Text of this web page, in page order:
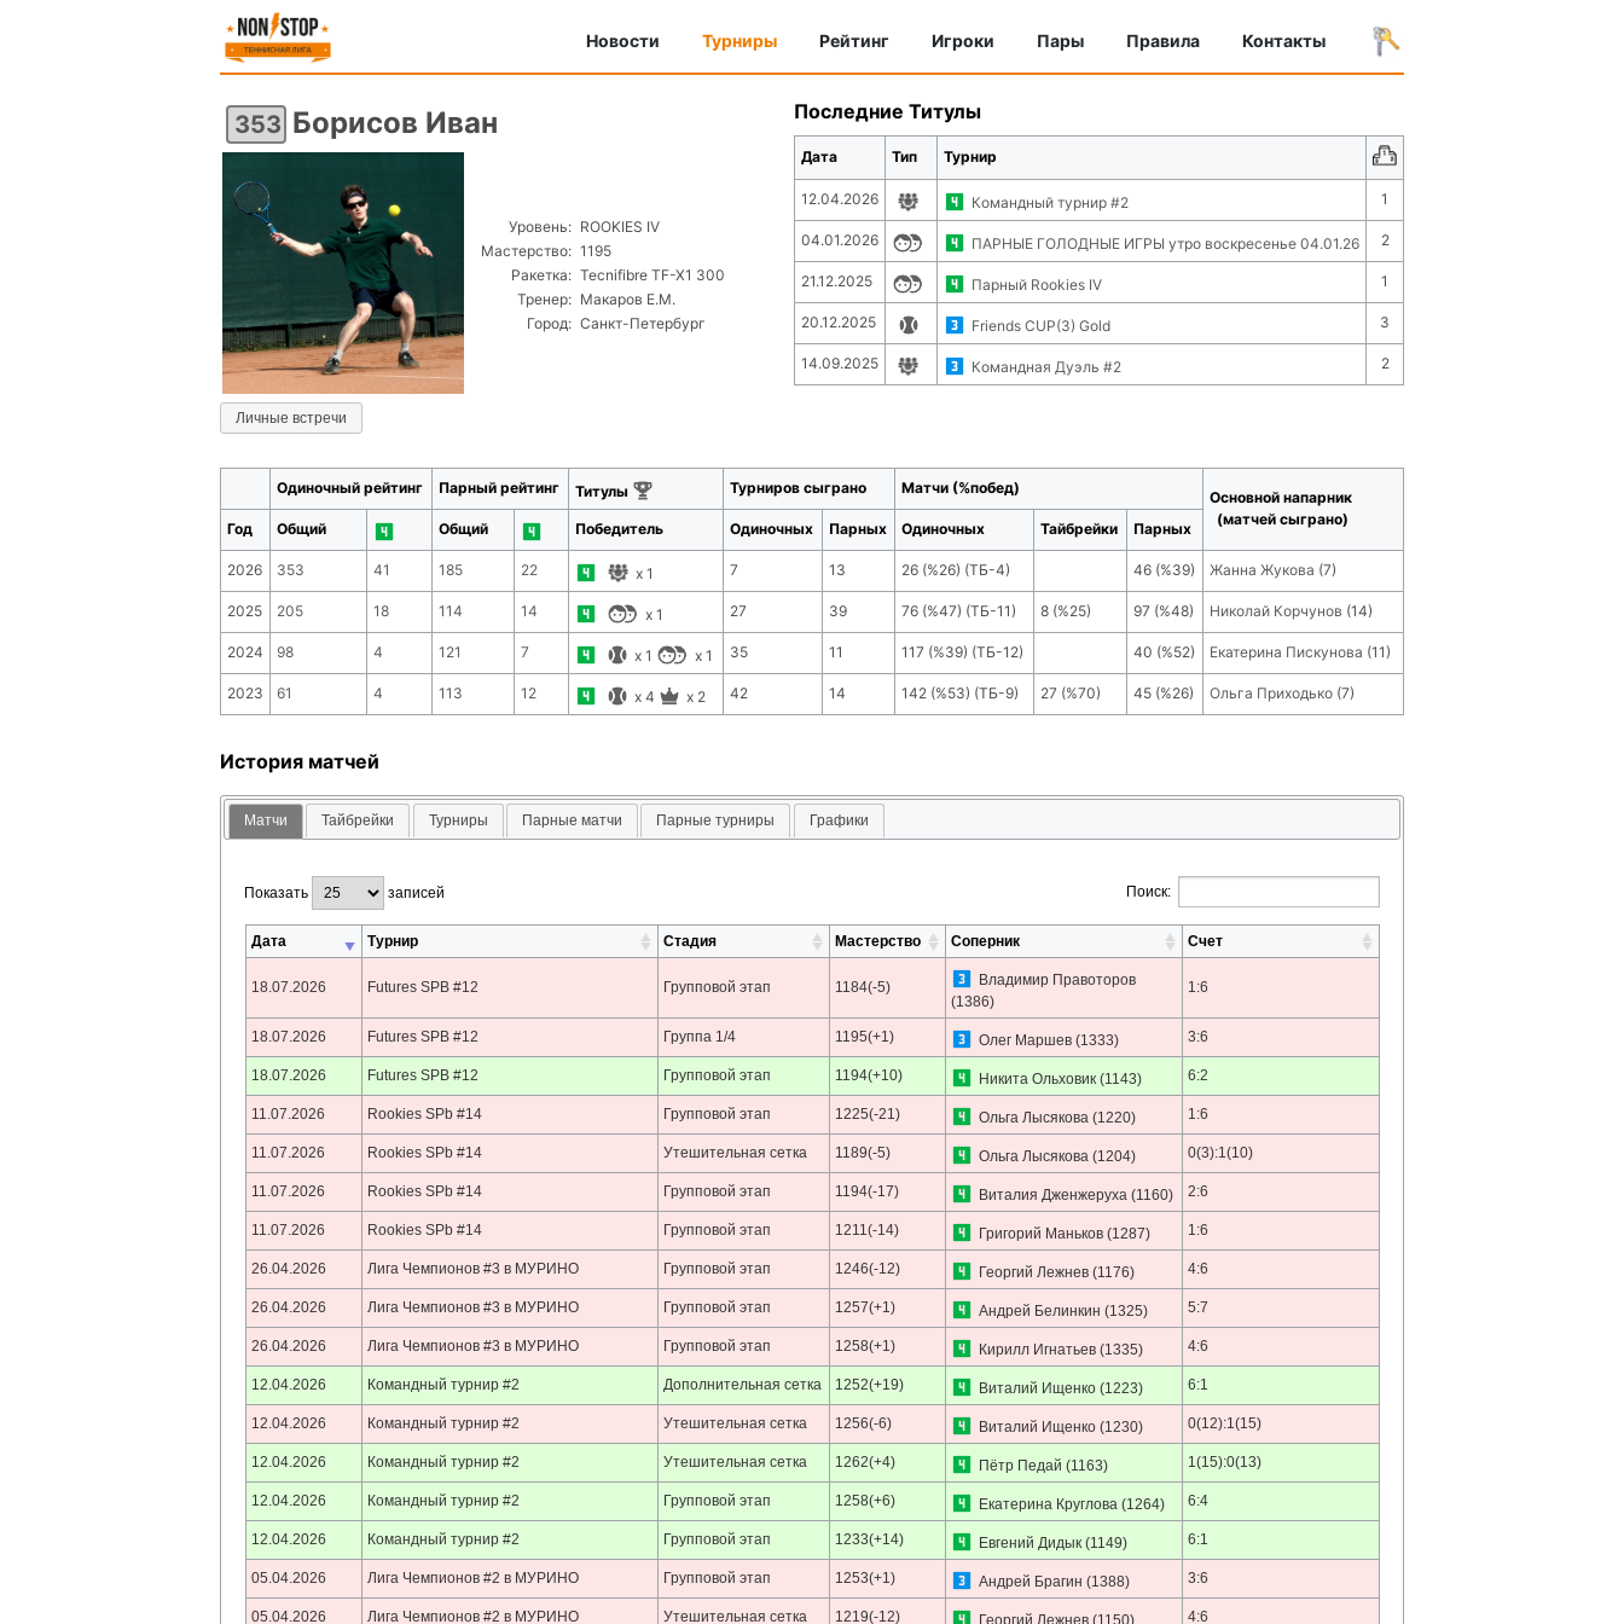
Новости Турниры Рейтинг Игроки Пары Правила Контакты
353 Борисов Иван
Уровень: ROOKIES IV
Мастерство: 1195
Ракетка: Tecnifibre TF-X1 300
Тренер: Макаров Е.М.
Город: Санкт-Петербург
Последние Титулы
Дата Тип Турнир
12.04.2026 Командный турнир #2 1
04.01.2026 ПАРНЫЕ ГОЛОДНЫЕ ИГРЫ утро воскресенье 04.01.26 2
21.12.2025 Парный Rookies IV 1
20.12.2025 Friends CUP(3) Gold 3
14.09.2025 Командная Дуэль #2 2
Личные встречи
Одиночный рейтинг Парный рейтинг Титулы Турниров сыграно Матчи (%побед)
Основной напарник
(матчей сыграно)
Год Общий Общий Победитель Одиночных Парных Одиночных Тайбрейки Парных
2026 353 41 185 22 x 1 7 13 26 (%26) (ТБ-4) 46 (%39) Жанна Жукова (7)
2025 205 18 114 14 x 1 27 39 76 (%47) (ТБ-11) 8 (%25) 97 (%48) Николай Корчунов (14)
2024 98 4 121 7 x 1 x 1 35 11 117 (%39) (ТБ-12) 40 (%52) Екатерина Пискунова (11)
2023 61 4 113 12 x 4 x 2 42 14 142 (%53) (ТБ-9) 27 (%70) 45 (%26) Ольга Приходько (7)
История матчей
Матчи Тайбрейки Турниры Парные матчи Парные турниры Графики
Показать записей Поиск:
Дата Турнир Стадия Мастерство Соперник Счет
18.07.2026 Futures SPB #12 Групповой этап 1184(-5)
Владимир Правоторов
(1386)
1:6
18.07.2026 Futures SPB #12 Группа 1/4 1195(+1) Олег Маршев(1333) 3:6
18.07.2026 Futures SPB #12 Групповой этап 1194(+10) Никита Ольховик(1143) 6:2
11.07.2026 Rookies SPb #14 Групповой этап 1225(-21) Ольга Лысякова(1220) 1:6
11.07.2026 Rookies SPb #14 Утешительная сетка 1189(-5) Ольга Лысякова(1204) 0(3):1(10)
11.07.2026 Rookies SPb #14 Групповой этап 1194(-17) Виталия Дженжеруха(1160) 2:6
11.07.2026 Rookies SPb #14 Групповой этап 1211(-14) Григорий Маньков(1287) 1:6
26.04.2026 Лига Чемпионов #3 в МУРИНО Групповой этап 1246(-12) Георгий Лежнев(1176) 4:6
26.04.2026 Лига Чемпионов #3 в МУРИНО Групповой этап 1257(+1) Андрей Белинкин (1325) 5:7
26.04.2026 Лига Чемпионов #3 в МУРИНО Групповой этап 1258(+1) Кирилл Игнатьев(1335) 4:6
12.04.2026 Командный турнир #2 Дополнительная сетка 1252(+19) Виталий Ищенко(1223) 6:1
12.04.2026 Командный турнир #2 Утешительная сетка 1256(-6) Виталий Ищенко(1230) 0(12):1(15)
12.04.2026 Командный турнир #2 Утешительная сетка 1262(+4) Пётр Педай (1163) 1(15):0(13)
12.04.2026 Командный турнир #2 Групповой этап 1258(+6) Екатерина Круглова(1264) 6:4
12.04.2026 Командный турнир #2 Групповой этап 1233(+14) Евгений Дидык(1149) 6:1
05.04.2026 Лига Чемпионов #2 в МУРИНО Групповой этап 1253(+1) Андрей Брагин (1388) 3:6
05.04.2026 Лига Чемпионов #2 в МУРИНО Утешительная сетка 1219(-12) 4:6